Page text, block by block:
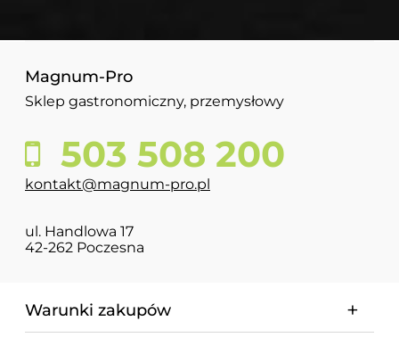
Magnum-Pro
Sklep gastronomiczny, przemysłowy
503 508 200
kontakt@magnum-pro.pl
ul. Handlowa 17
42-262 Poczesna
Warunki zakupów